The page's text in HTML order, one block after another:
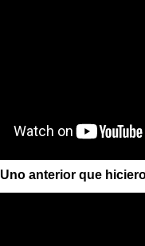
Uno anterior que